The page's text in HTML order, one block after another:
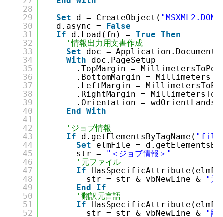
28
29
30
31
32
33
34
35
36
37
38
39
40
41
42
43
44
45
46
47
48
49
50
51
52
Set
d = CreateObject(
d.async = False
If
d.Load(fn) = True Then
'情報出力用文書作成
Set
doc =
With
doc.PageSetup
.TopMargin =
.BottomMargin =
.LeftMargin =
.RightMargin =
.Orientation =
End With
'ジョブ情報
If
d.getElementsByTagName(
Set
elmFile =
str =
"＜ジョブ情報＞"
'元ファイル
If
str = str & vbNewLine &
"元
End
If
'翻訳元言語
If
str = str & vbNewLine &
"翻